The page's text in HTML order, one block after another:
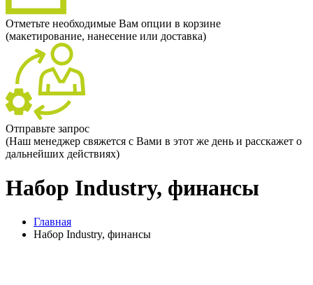
Отметьте необходимые Вам опции в корзине
(макетирование, нанесение или доставка)
Отправьте запрос
(Наш менеджер свяжется с Вами в этот же день и расскажет о
дальнейших действиях)
Набор Industry, финансы
Главная
Набор Industry, финансы